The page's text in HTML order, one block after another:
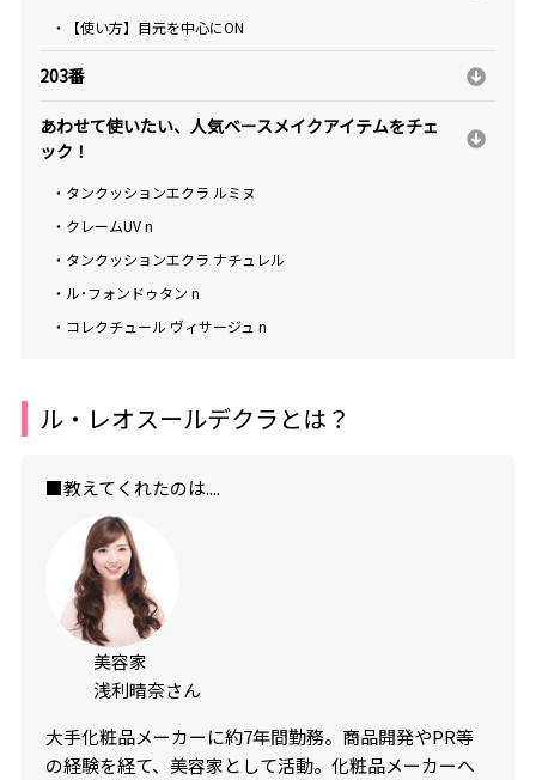
・【使い方】目元を中心にON
203番
あわせて使いたい、人気ベースメイクアイテムをチェ
ック！
・タンクッションエクラ ルミヌ
・クレームUV n
・タンクッションエクラ ナチュレル
・ル･フォンドゥタン n
・コレクチュール ヴィサージュ n
ル・レオスールデクラとは？
■教えてくれたのは....
美容家
浅利晴奈さん
大手化粧品メーカーに約7年間勤務。商品開発やPR等
の経験を経て、美容家として活動。化粧品メーカーへ